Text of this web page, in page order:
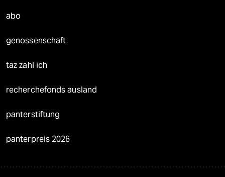
abo
genossenschaft
taz zahl ich
recherchefonds ausland
panterstiftung
panterpreis 2026